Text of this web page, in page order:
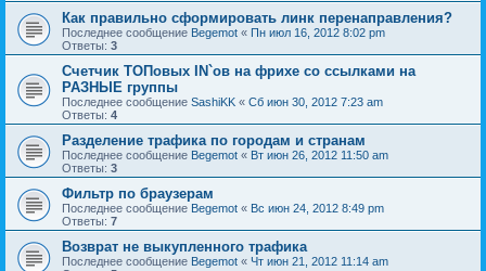
Как правильно сформировать линк перенаправления?
Последнее сообщение Begemot « Пн июл 16, 2012 8:02 pm
Ответы: 3
Счетчик ТОПовых IN`ов на фрихе со ссылками на
РАЗНЫЕ группы
Последнее сообщение SashiKK « Сб июн 30, 2012 7:23 am
Ответы: 4
Разделение трафика по городам и странам
Последнее сообщение Begemot « Вт июн 26, 2012 11:50 am
Ответы: 3
Фильтр по браузерам
Последнее сообщение Begemot « Вс июн 24, 2012 8:49 pm
Ответы: 7
Возврат не выкупленного трафика
Последнее сообщение Begemot « Чт июн 21, 2012 11:14 am